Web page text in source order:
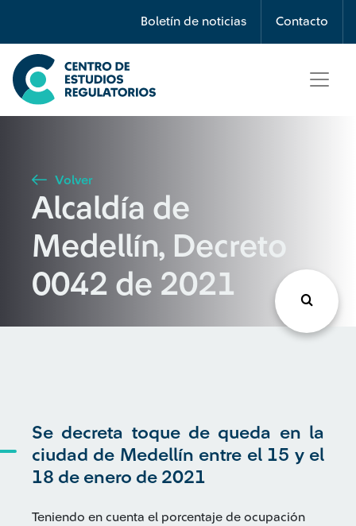
Boletín de noticias Contacto
Búsqueda
Seleccione país
Buscar
Volver
Alcaldía de
Medellín, Decreto
0042 de 2021
Se decreta toque de queda en la
ciudad de Medellín entre el 15 y el
18 de enero de 2021
Teniendo en cuenta el porcentaje de ocupación